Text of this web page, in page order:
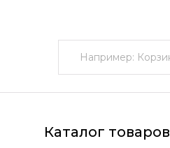
Каталог товаров